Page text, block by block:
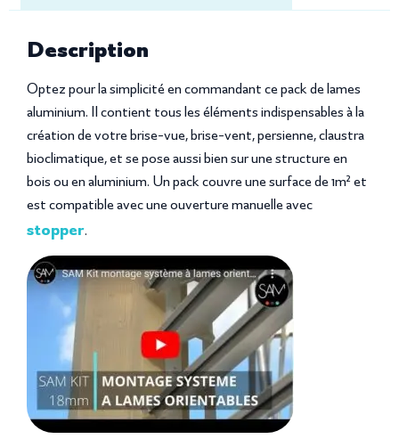
Description
Optez pour la simplicité en commandant ce pack de lames
aluminium. Il contient tous les éléments indispensables à la
création de votre brise-vue, brise-vent, persienne, claustra
bioclimatique, et se pose aussi bien sur une structure en
bois ou en aluminium. Un pack couvre une surface de 1m² et
est compatible avec une ouverture manuelle avec
stopper.